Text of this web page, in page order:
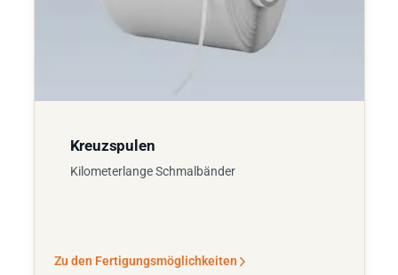
Kreuzspulen
Kilometerlange Schmalbänder
Zu den Fertigungsmöglichkeiten